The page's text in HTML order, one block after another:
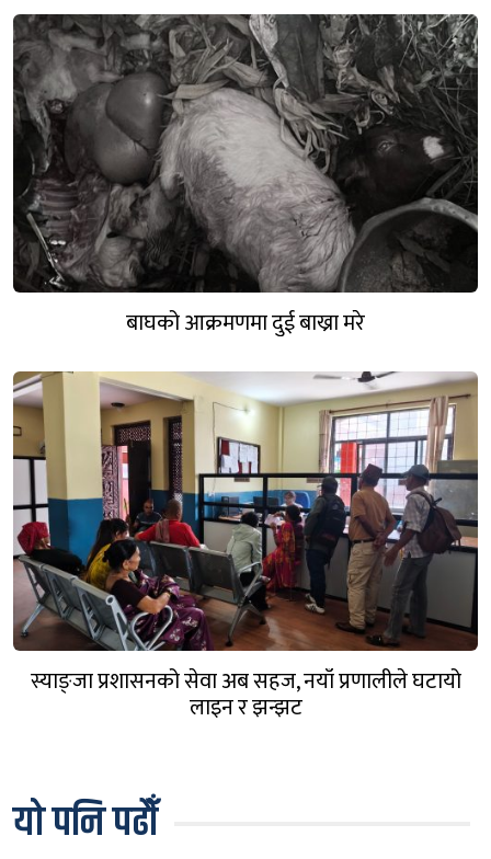
बाघको आक्रमणमा दुई बाख्रा मरे
स्याङ्जा प्रशासनको सेवा अब सहज, नयाँ प्रणालीले घटायो
लाइन र झन्झट
यो पनि पढौँ